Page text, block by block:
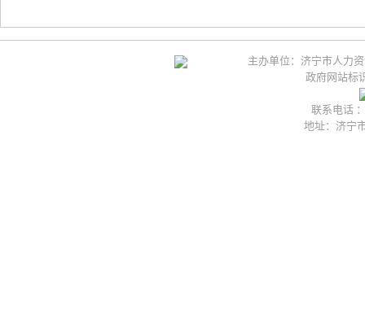
主办单位：济宁市人力
政府网站标
联系电话
地址：济宁